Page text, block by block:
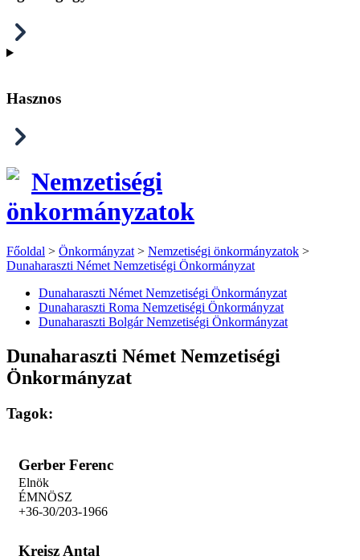
Hasznos
Nemzetiségi
önkormányzatok
Főoldal > Önkormányzat > Nemzetiségi önkormányzatok >
Dunaharaszti Német Nemzetiségi Önkormányzat
Dunaharaszti Német Nemzetiségi Önkormányzat
Dunaharaszti Roma Nemzetiségi Önkormányzat
Dunaharaszti Bolgár Nemzetiségi Önkormányzat
Dunaharaszti Német Nemzetiségi
Önkormányzat
Tagok:
Gerber Ferenc
Elnök
ÉMNÖSZ
+36-30/203-1966
Kreisz Antal